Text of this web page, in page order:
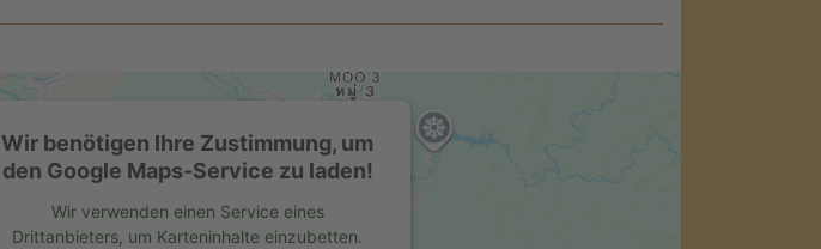
Wir benötigen Ihre Zustimmung, um
den Google Maps-Service zu laden!
Wir verwenden einen Service eines
Drittanbieters, um Karteninhalte einzubetten.